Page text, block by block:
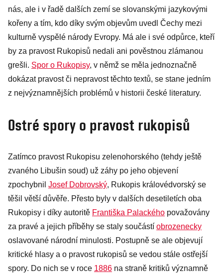
nás, ale i v řadě dalších zemí se slovanskými jazykovými
kořeny a tím, kdo díky svým objevům uvedl Čechy mezi
kulturně vyspělé národy Evropy. Má ale i své odpůrce, kteří
by za pravost Rukopisů nedali ani pověstnou zlámanou
grešli. Spor o Rukopisy, v němž se měla jednoznačně
dokázat pravost či nepravost těchto textů, se stane jedním
z nejvýznamnějších problémů v historii české literatury.
Ostré spory o pravost rukopisů
Zatímco pravost Rukopisu zelenohorského (tehdy ještě
zvaného Libušin soud) už záhy po jeho objevení
zpochybnil Josef Dobrovský, Rukopis královédvorský se
těšil větší důvěře. Přesto byly v dalších desetiletích oba
Rukopisy i díky autoritě Františka Palackého považovány
za pravé a jejich příběhy se staly součástí obrozenecky
oslavované národní minulosti. Postupně se ale objevují
kritické hlasy a o pravost rukopisů se vedou stále ostřejší
spory. Do nich se v roce 1886 na straně kritiků významně